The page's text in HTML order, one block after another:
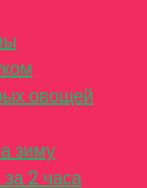
овощей
зиму
2 часа